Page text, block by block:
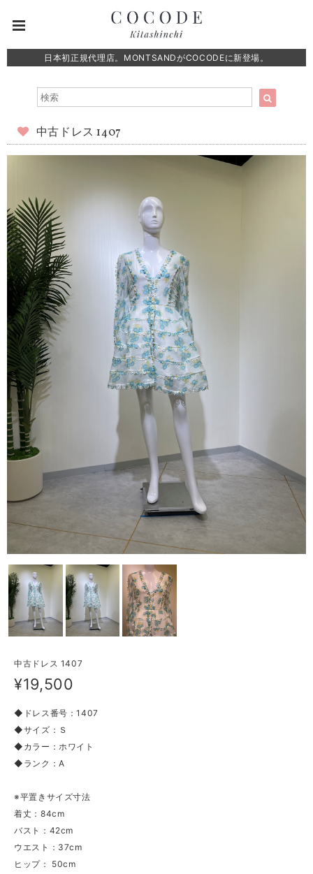
日本初正規代理店。MONTSANDがCOCODEに新登場。
中古ドレス 1407
中古ドレス 1407
¥19,500
◆ドレス番号：1407
◆サイズ：Ｓ
◆カラー：ホワイト
◆ランク：A
※平置きサイズ寸法
着丈：84cm
バスト：42cm
ウエスト：37cm
ヒップ： 50cm